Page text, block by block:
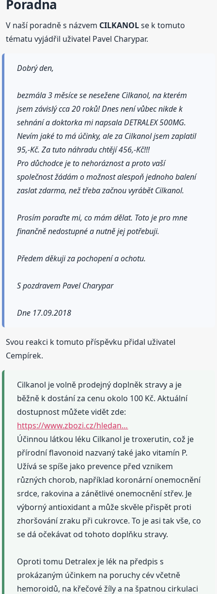
Poradna
V naší poradně s názvem CILKANOLse k tomuto
tématu vyjádřil uživatel Pavel Charypar.
Dobrý den,
bezmála 3 měsíce se nesežene Cilkanol, na kterém
jsem závislý cca 20 roků! Dnes není vůbec nikde k
sehnání a doktorka mi napsala DETRALEX 500MG.
Nevím jaké to má účinky, ale za Cilkanol jsem zaplatil
95,-Kč. Za tuto náhradu chtějí 456,-Kč!!!
Pro důchodce je to nehoráznost a proto vaší
společnost žádám o možnost alespoň jednoho balení
zaslat zdarma, než třeba začnou vyrábět Cilkanol.
Prosím poraďte mi, co mám dělat. Toto je pro mne
finančně nedostupné a nutně jej potřebuji.
Předem děkuji za pochopení a ochotu.
S pozdravem Pavel Charypar
Dne 17.09.2018
Svou reakci k tomuto příspěvku přidal uživatel
Cempírek.
Cilkanol je volně prodejný doplněk stravy a je
běžně k dostání za cenu okolo 100 Kč. Aktuální
dostupnost můžete vidět zde:
https://www.zbozi.cz/hledan…
Účinnou látkou léku Cilkanol je troxerutin, což je
přírodní flavonoid nazvaný také jako vitamín P.
Užívá se spíše jako prevence před vznikem
různých chorob, například koronární onemocnění
srdce, rakovina a zánětlivé onemocnění střev. Je
výborný antioxidant a může skvěle přispět proti
zhoršování zraku při cukrovce. To je asi tak vše, co
se dá očekávat od tohoto doplňku stravy.
Oproti tomu Detralex je lék na předpis s
prokázaným účinkem na poruchy cév včetně
hemoroidů, na křečové žíly a na špatnou cirkulaci